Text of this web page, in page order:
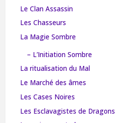
Le Clan Assassin
Les Chasseurs
La Magie Sombre
– L’Initiation Sombre
La ritualisation du Mal
Le Marché des âmes
Les Cases Noires
Les Esclavagistes de Dragons